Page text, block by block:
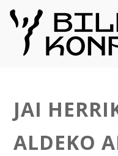
JAI
ALDEKO